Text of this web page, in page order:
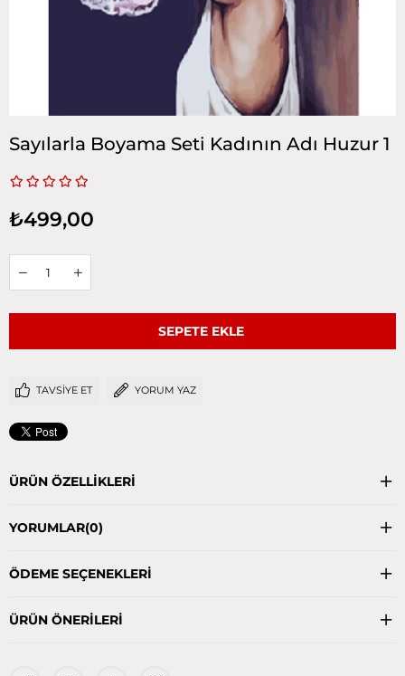
Sayılarla Boyama Seti Kadının Adı Huzur 1
₺499,00
TAVSIYE ET YORUM YAZ
ÜRÜN ÖZELLIKLERI
YORUMLAR(0)
ÖDEME SEÇENEKLERI
ÜRÜN ÖNERILERI